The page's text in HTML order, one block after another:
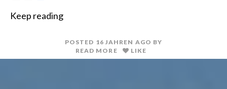
n
i
Keep reading
POSTED 16 JAHREN AGO BY
READ MORE
LIKE